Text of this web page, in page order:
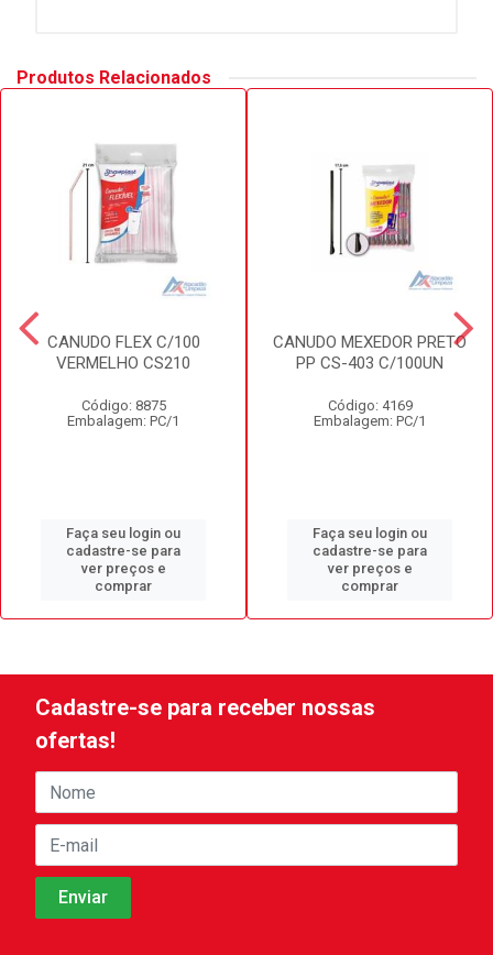
Produtos Relacionados
CANUDO FLEX C/100
VERMELHO CS210
Código: 8875
Embalagem: PC/1
Faça seu login ou
cadastre-se para
ver preços e
comprar
CANUDO MEXEDOR PRETO
PP CS-403 C/100UN
Código: 4169
Embalagem: PC/1
Faça seu login ou
cadastre-se para
ver preços e
comprar
Cadastre-se para receber nossas
ofertas!